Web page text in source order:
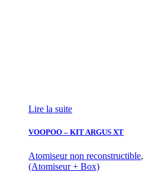
Lire la suite
VOOPOO – KIT ARGUS XT
Atomiseur non reconstructible,
(Atomiseur + Box)